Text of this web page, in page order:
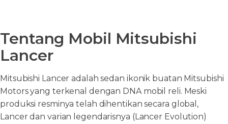
Tentang Mobil Mitsubishi
Lancer
Mitsubishi Lancer adalah sedan ikonik buatan Mitsubishi
Motors yang terkenal dengan DNA mobil reli. Meski
produksi resminya telah dihentikan secara global,
Lancer dan varian legendarisnya (Lancer Evolution)